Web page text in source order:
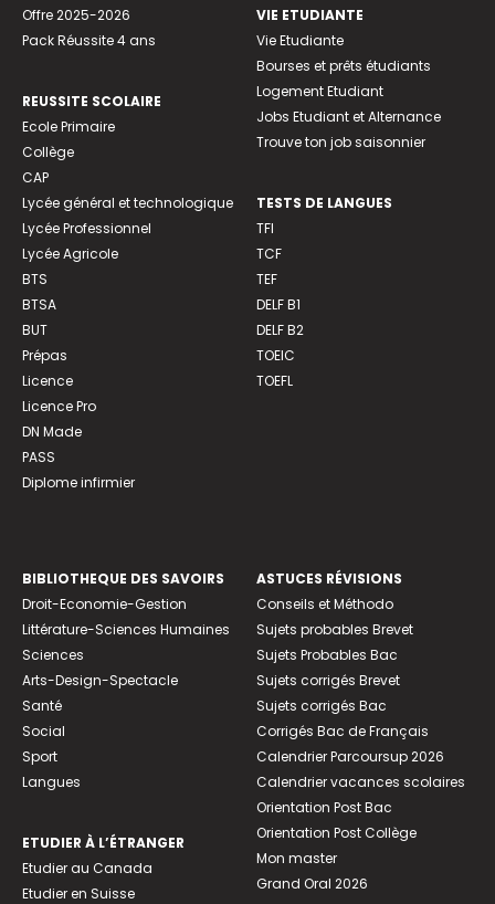
Offre 2025-2026
Pack Réussite 4 ans
REUSSITE SCOLAIRE
Ecole Primaire
Collège
CAP
Lycée général et technologique
Lycée Professionnel
Lycée Agricole
BTS
BTSA
BUT
Prépas
Licence
Licence Pro
DN Made
PASS
Diplome infirmier
VIE ETUDIANTE
Vie Etudiante
Bourses et prêts étudiants
Logement Etudiant
Jobs Etudiant et Alternance
Trouve ton job saisonnier
TESTS DE LANGUES
TFI
TCF
TEF
DELF B1
DELF B2
TOEIC
TOEFL
BIBLIOTHEQUE DES SAVOIRS
Droit-Economie-Gestion
Littérature-Sciences Humaines
Sciences
Arts-Design-Spectacle
Santé
Social
Sport
Langues
ETUDIER À L’ÉTRANGER
Etudier au Canada
Etudier en Suisse
ASTUCES RÉVISIONS
Conseils et Méthodo
Sujets probables Brevet
Sujets Probables Bac
Sujets corrigés Brevet
Sujets corrigés Bac
Corrigés Bac de Français
Calendrier Parcoursup 2026
Calendrier vacances scolaires
Orientation Post Bac
Orientation Post Collège
Mon master
Grand Oral 2026